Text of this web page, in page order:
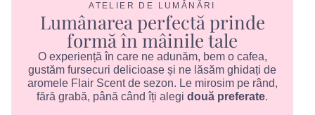
ATELIER DE LUMÂNĂRI
Lumânarea perfectă prinde
formă în mâinile tale
O experiență în care ne adunăm, bem o cafea,
gustăm fursecuri delicioase și ne lăsăm ghidați de
aromele Flair Scent de sezon. Le mirosim pe rând,
fără grabă, până când îți alegi două preferate.